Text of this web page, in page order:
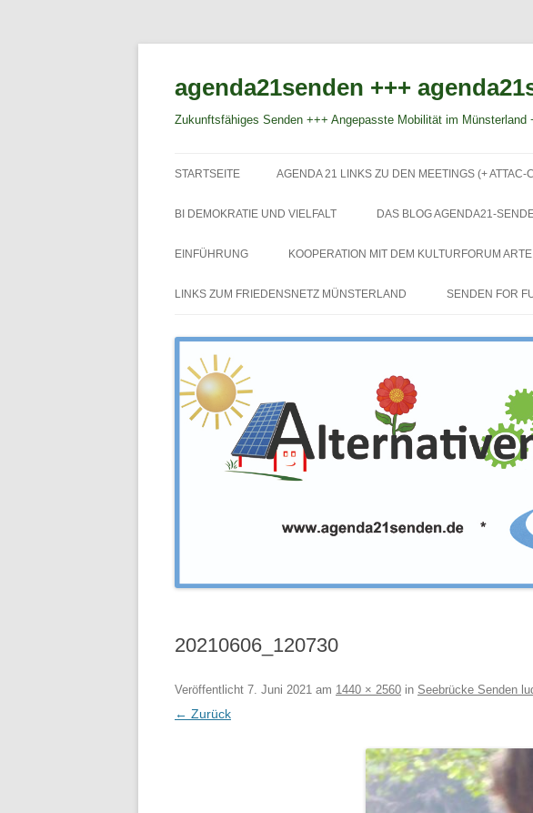
agenda21senden +++
Zukunftsfähiges Senden +++ Angepasste Mobilität im Münsterland
STARTSEITE AGENDA 21 LINKS ZU DEN MEETINGS (+ ATTAC-
BI DEMOKRATIE UND VIELFALT DAS BLOG AGENDA21-
EINFÜHRUNG KOOPERATION MIT DEM KULTURFORUM
LINKS ZUM FRIEDENSNETZ MÜNSTERLAND SENDEN FOR
20210606_120730
Veröffentlicht 7. Juni 2021 am 1440 × 2560 in Seebrücke Senden
← Zurück